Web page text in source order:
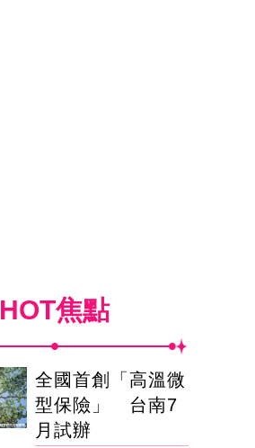
HOT焦點
全國首創「高溫微
型保險」 台南7
月試辦